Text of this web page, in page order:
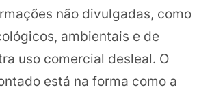
não divulgadas, como
ambientais e de
uso comercial desleal. O
está na forma como a